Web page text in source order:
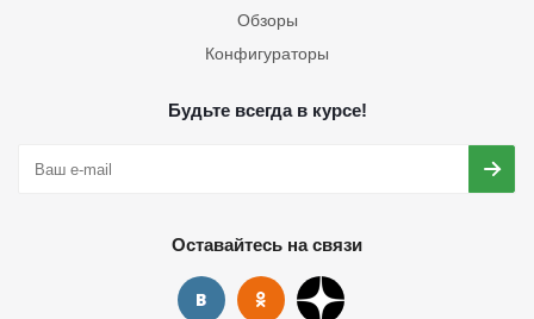
Обзоры
Конфигураторы
Будьте всегда в курсе!
Оставайтесь на связи